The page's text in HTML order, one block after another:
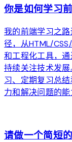
你是如何学习
我的前端学习之
径，从HTML/
和工程化工具，
持续关注技术发
习、定期复习总
力和解决问题的能
请做一个简短